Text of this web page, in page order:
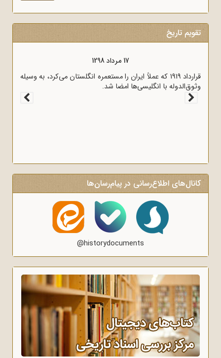
تقویم تاریخ
17 مرداد 1298
قرارداد 1919 که عملاً ایران را مستعمره انگلستان می‌کرد، به وسیله
وثوق‌الدوله با انگلیسی‌ها امضا شد.
کانال‌های اطلاع‌رسانی در پیام‌رسان‌ها
@historydocuments